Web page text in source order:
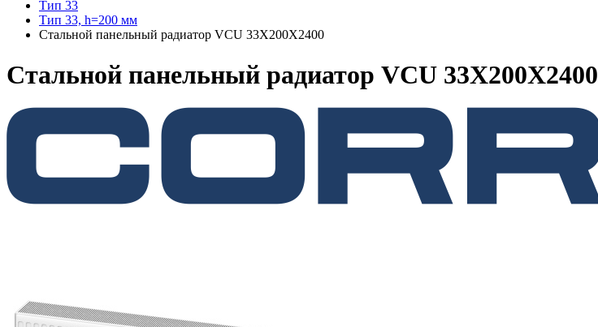
Тип 33
Тип 33, h=200 мм
Стальной панельный радиатор VCU 33Х200X2400
Стальной панельный радиатор VCU 33Х200X2400